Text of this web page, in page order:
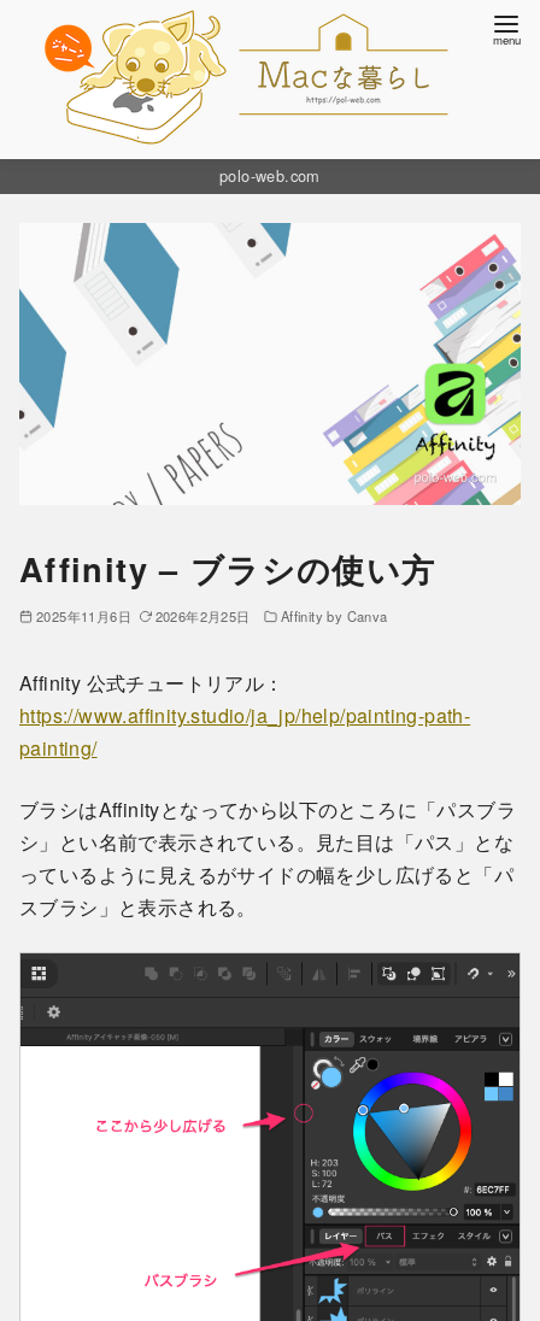
polo-web.com
Affinity – ブラシの使い方
2025年11月6日 2026年2月25日 Affinity by Canva
Affinity 公式チュートリアル：
https://www.affinity.studio/ja_jp/help/painting-path-
painting/
ブラシはAffinityとなってから以下のところに「パスブラ
シ」とい名前で表示されている。見た目は「パス」とな
っているように見えるがサイドの幅を少し広げると「パ
スブラシ」と表示される。